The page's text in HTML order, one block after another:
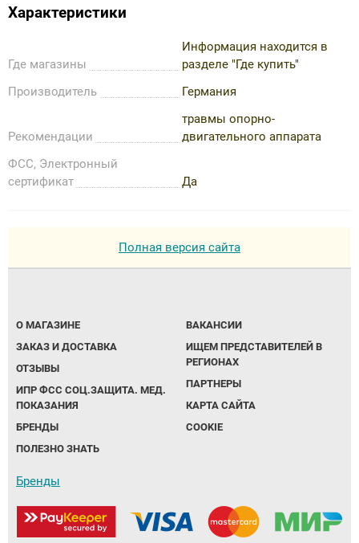
Характеристики
Где магазины
Информация находится в
разделе "Где купить"
Производитель
Германия
Рекомендации
травмы опорно-
двигательного аппарата
ФСС, Электронный
сертификат
Да
Полная версия сайта
О МАГАЗИНЕ
ЗАКАЗ И ДОСТАВКА
ОТЗЫВЫ
ИПР ФСС СОЦ.ЗАЩИТА. МЕД.
ПОКАЗАНИЯ
БРЕНДЫ
ПОЛЕЗНО ЗНАТЬ
ВАКАНСИИ
ИЩЕМ ПРЕДСТАВИТЕЛЕЙ В
РЕГИОНАХ
ПАРТНЕРЫ
КАРТА САЙТА
COOKIE
Бренды